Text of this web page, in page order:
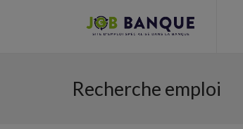
Recherche emploi